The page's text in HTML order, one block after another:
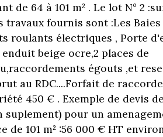
de 64 à 101 m² . Le lot N° 2
travaux fournis sont :Les
roulants électriques , Porte
beige ocre,2 places de
égouts ,et
au RDC....Forfait de
450 € . Exemple de devis
pour un
101 m² :56 000 € HT